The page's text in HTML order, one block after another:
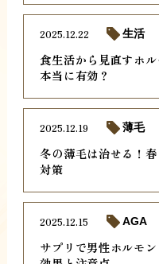
食生活から見直すホ
本当に有効？
2025.12.22 生活
冬の薄毛は治せる！
対策
2025.12.19 薄毛
サプリで男性ホルモ
2025.12.15 AGA